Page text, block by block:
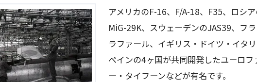
アメリカのF-16、F/A-18、F35、ロシ
MiG-29K、スウェーデンのJAS39、フ
ラファール、イギリス・ドイツ・イタ
ペインの4ヶ国が共同開発したユーロフ
ー・タイフーンなどが有名です。